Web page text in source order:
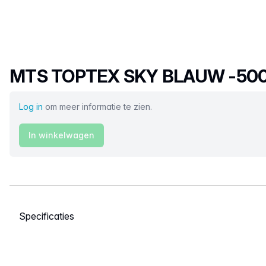
Productnaam
MTS TOPTEX SKY BLAUW -
Log in om meer informatie te zien.
In winkelwagen
Selecteer een tabblad